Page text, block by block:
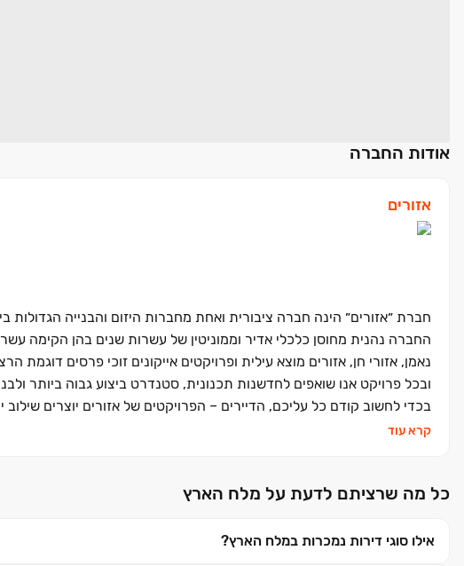
אודות החברה
אזורים
חברת ״אזורים״ הינה חברה ציבורית ואחת מחברות היזום והבנייה הגדולות
החברה נהנית מחוסן כלכלי אדיר וממוניטין של עשרות שנים בהן הקימה
נאמן, אזורי חן, אזורים מוצא עילית ופרויקטים אייקונים זוכי פרסים
ובכל פרויקט אנו שואפים לחדשנות תכנונית, סטנדרט ביצוע גבוה ביותר
בכדי לחשוב קודם כל עליכם, הדיירים – הפרויקטים של אזורים יוצרים
חיים גבוהה וחוויית מגורים חדשה ומרגשת.
קרא עוד
כל מה שרציתם לדעת על מלח הארץ
אילו סוגי דירות נמכרות במלח הארץ?